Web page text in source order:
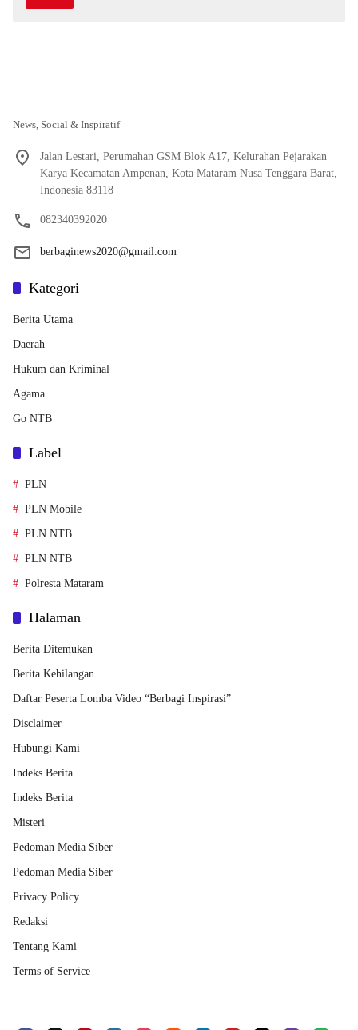
News, Social & Inspiratif
Jalan Lestari, Perumahan GSM Blok A17, Kelurahan Pejarakan
Karya Kecamatan Ampenan, Kota Mataram Nusa Tenggara Barat,
Indonesia 83118
082340392020
berbaginews2020@gmail.com
Kategori
Berita Utama
Daerah
Hukum dan Kriminal
Agama
Go NTB
Label
PLN
PLN Mobile
PLN NTB
PLN NTB
Polresta Mataram
Halaman
Berita Ditemukan
Berita Kehilangan
Daftar Peserta Lomba Video “Berbagi Inspirasi”
Disclaimer
Hubungi Kami
Indeks Berita
Indeks Berita
Misteri
Pedoman Media Siber
Pedoman Media Siber
Privacy Policy
Redaksi
Tentang Kami
Terms of Service